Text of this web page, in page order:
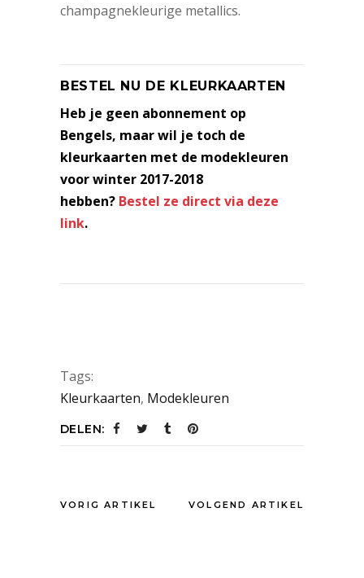
champagnekleurige metallics.
BESTEL NU DE KLEURKAARTEN
Heb je geen abonnement op
Bengels, maar wil je toch de
kleurkaarten met de modekleuren
voor winter 2017-2018
hebben? Bestel ze direct via deze
link.
Tags:
Kleurkaarten, Modekleuren
DELEN:
VORIG ARTIKEL VOLGEND ARTIKEL